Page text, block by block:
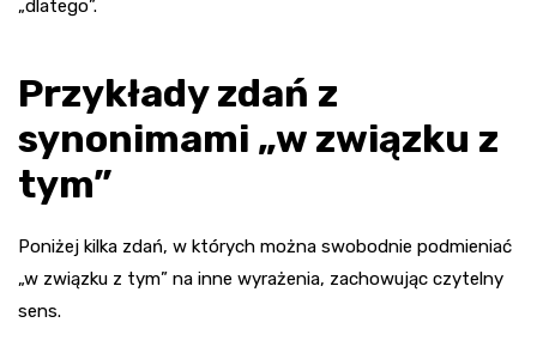
„dlatego”.
Przykłady zdań z
synonimami „w związku z
tym”
Poniżej kilka zdań, w których można swobodnie podmieniać
„w związku z tym” na inne wyrażenia, zachowując czytelny
sens.